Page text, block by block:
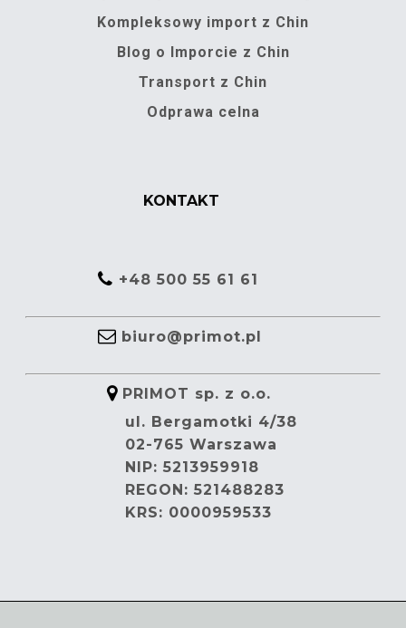
Kompleksowy import z Chin
Blog o Imporcie z Chin
Transport z Chin
Odprawa celna
KONTAKT
+48 500 55 61 61
biuro@primot.pl
PRIMOT sp. z o.o.
ul. Bergamotki 4/38
02-765 Warszawa
NIP: 5213959918
REGON: 521488283
KRS: 0000959533